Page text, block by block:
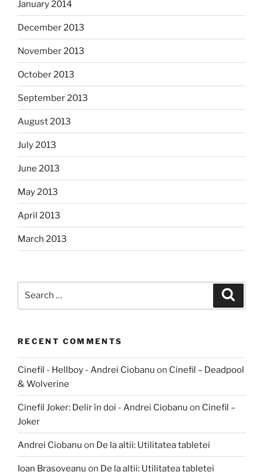
January 2014
December 2013
November 2013
October 2013
September 2013
August 2013
July 2013
June 2013
May 2013
April 2013
March 2013
RECENT COMMENTS
Cinefil - Hellboy - Andrei Ciobanu on Cinefil – Deadpool
& Wolverine
Cinefil Joker: Delir în doi - Andrei Ciobanu on Cinefil –
Joker
Andrei Ciobanu on De la altii: Utilitatea tabletei
Ioan Brasoveanu on De la altii: Utilitatea tabletei